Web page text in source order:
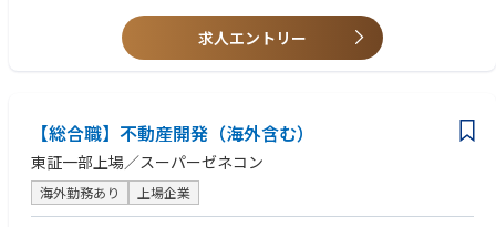
求人エントリー
【総合職】不動産開発（海外含む）
東証一部上場／スーパーゼネコン
海外勤務あり 上場企業